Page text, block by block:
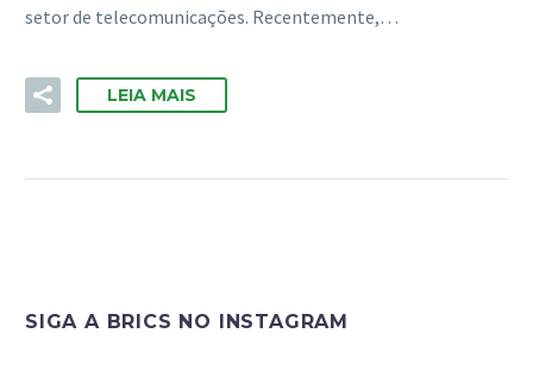
setor de telecomunicações. Recentemente,…
LEIA MAIS
SIGA A BRICS NO INSTAGRAM